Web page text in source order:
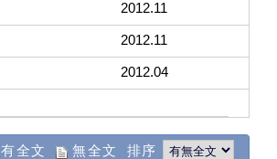
2012.11
2012.11
2012.04
有全文 無全文 排序